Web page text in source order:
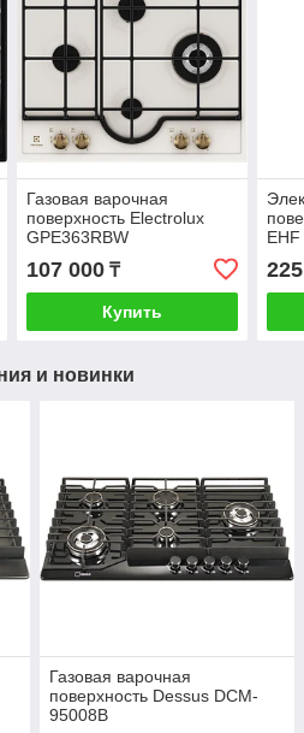
Газовая варочная
поверхность Electrolux
GPE363RBW
107 000₸
Купить
и новинки
Газовая варочная
поверхность Dessus DCM-
95008B